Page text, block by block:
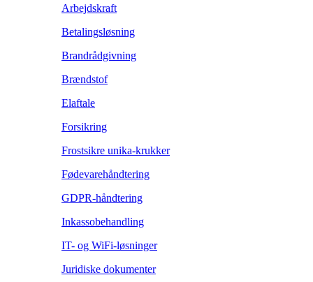
Arbejdskraft
Betalingsløsning
Brandrådgivning
Brændstof
Elaftale
Forsikring
Frostsikre unika-krukker
Fødevarehåndtering
GDPR-håndtering
Inkassobehandling
IT- og WiFi-løsninger
Juridiske dokumenter